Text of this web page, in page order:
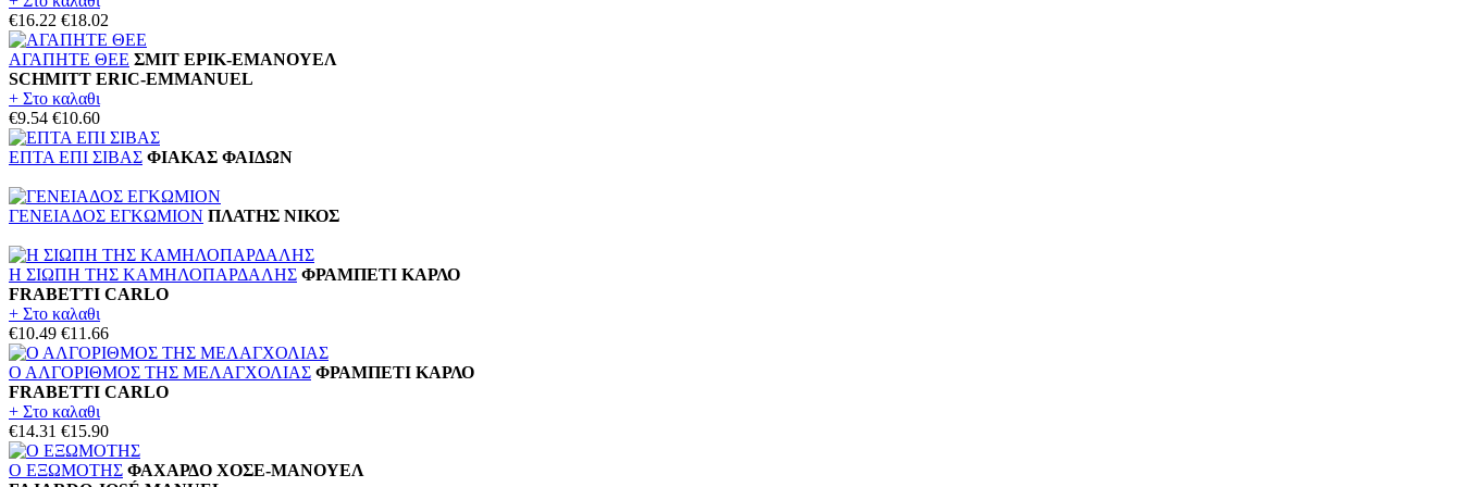
€16.22 €18.02
ΑΓΑΠΗΤΕ ΘΕΕ ΣΜΙΤ ΕΡΙΚ-ΕΜΑΝΟΥΕΛ
SCHMITT ERIC-EMMANUEL
+ Στο καλαθι
€9.54 €10.60
ΕΠΤΑ ΕΠΙ ΣΙΒΑΣ ΦΙΑΚΑΣ ΦΑΙΔΩΝ
ΓΕΝΕΙΑΔΟΣ ΕΓΚΩΜΙΟΝ ΠΛΑΤΗΣ ΝΙΚΟΣ
Η ΣΙΩΠΗ ΤΗΣ ΚΑΜΗΛΟΠΑΡΔΑΛΗΣ ΦΡΑΜΠΕΤΙ ΚΑΡΛΟ
FRABETTI CARLO
+ Στο καλαθι
€10.49 €11.66
Ο ΑΛΓΟΡΙΘΜΟΣ ΤΗΣ ΜΕΛΑΓΧΟΛΙΑΣ ΦΡΑΜΠΕΤΙ ΚΑΡΛΟ
FRABETTI CARLO
+ Στο καλαθι
€14.31 €15.90
Ο ΕΞΩΜΟΤΗΣ ΦΑΧΑΡΔΟ ΧΟΣΕ-ΜΑΝΟΥΕΛ